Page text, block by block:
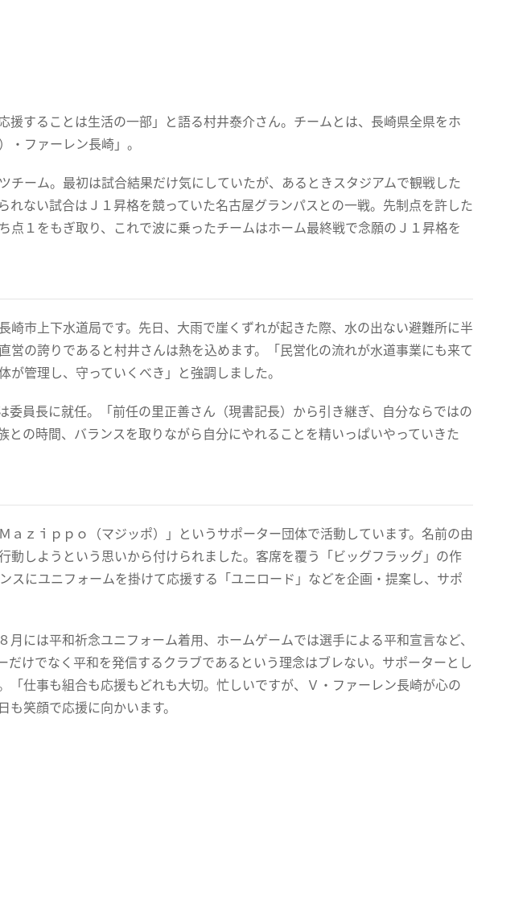
援することは生活の一部」と語る村井泰介さん。チームとは、長崎県全県をホ
ファーレン長崎」。
チーム。最初は試合結果だけ気にしていたが、あるときスタジアムで観戦した
れない試合はＪ１昇格を競っていた名古屋グランパスとの一戦。先制点を許した
点１をもぎ取り、これで波に乗ったチームはホーム最終戦で念願のＪ１昇格を
崎市上下水道局です。先日、大雨で崖くずれが起きた際、水の出ない避難所に半
営の誇りであると村井さんは熱を込めます。「民営化の流れが水道事業にも来て
管理し、守っていくべき」と強調しました。
委員長に就任。「前任の里正善さん（現書記長）から引き継ぎ、自分ならではの
との時間、バランスを取りながら自分にやれることを精いっぱいやっていきた
ａｚｉｐｐｏ（マジッポ）」というサポーター団体で活動しています。名前の由
動しようという思いから付けられました。客席を覆う「ビッグフラッグ」の作
スにユニフォームを掛けて応援する「ユニロード」などを企画・提案し、サポ
には平和祈念ユニフォーム着用、ホームゲームでは選手による平和宣言など、
だけでなく平和を発信するクラブであるという理念はブレない。サポーターとし
「仕事も組合も応援もどれも大切。忙しいですが、Ｖ・ファーレン長崎が心の
笑顔で応援に向かいます。